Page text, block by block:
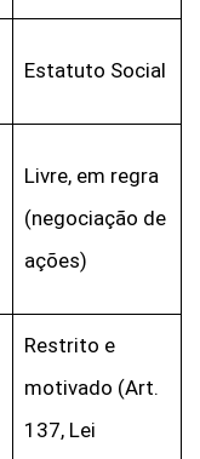
Estatuto Social
Livre, em regra
(negociação de
ações)
Restrito e
motivado (Art.
137, Lei